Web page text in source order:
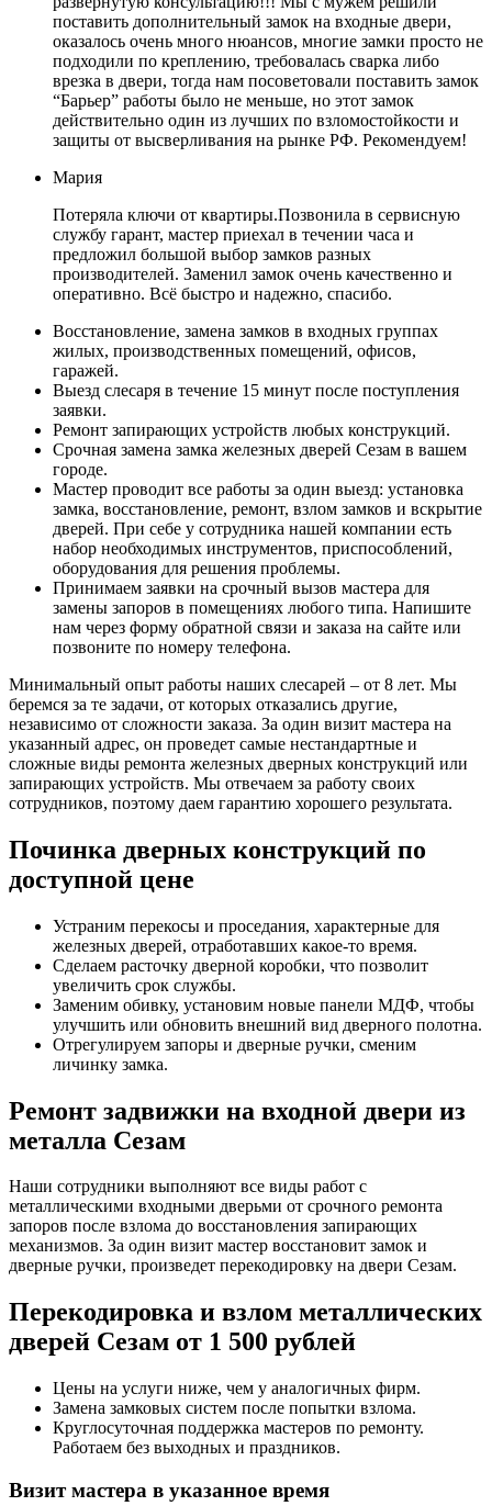
поставить дополнительный замок на входные двери,
оказалось очень много нюансов, многие замки просто не
подходили по креплению, требовалась сварка либо
врезка в двери, тогда нам посоветовали поставить замок
“Барьер” работы было не меньше, но этот замок
действительно один из лучших по взломостойкости и
защиты от высверливания на рынке РФ. Рекомендуем!
Мария
Потеряла ключи от квартиры.Позвонила в сервисную
службу гарант, мастер приехал в течении часа и
предложил большой выбор замков разных
производителей. Заменил замок очень качественно и
оперативно. Всё быстро и надежно, спасибо.
Восстановление, замена замков в входных группах
жилых, производственных помещений, офисов,
гаражей.
Выезд слесаря в течение 15 минут после поступления
заявки.
Ремонт запирающих устройств любых конструкций.
Срочная замена замка железных дверей Сезам в вашем
городе.
Мастер проводит все работы за один выезд: установка
замка, восстановление, ремонт, взлом замков и вскрытие
дверей. При себе у сотрудника нашей компании есть
набор необходимых инструментов, приспособлений,
оборудования для решения проблемы.
Принимаем заявки на срочный вызов мастера для
замены запоров в помещениях любого типа. Напишите
нам через форму обратной связи и заказа на сайте или
позвоните по номеру телефона.
Минимальный опыт работы наших слесарей – от 8 лет. Мы
беремся за те задачи, от которых отказались другие,
независимо от сложности заказа. За один визит мастера на
указанный адрес, он проведет самые нестандартные и
сложные виды ремонта железных дверных конструкций или
запирающих устройств. Мы отвечаем за работу своих
сотрудников, поэтому даем гарантию хорошего результата.
Починка дверных конструкций по
доступной цене
Устраним перекосы и проседания, характерные для
железных дверей, отработавших какое-то время.
Сделаем расточку дверной коробки, что позволит
увеличить срок службы.
Заменим обивку, установим новые панели МДФ, чтобы
улучшить или обновить внешний вид дверного полотна.
Отрегулируем запоры и дверные ручки, сменим
личинку замка.
Ремонт задвижки на входной двери из
металла Сезам
Наши сотрудники выполняют все виды работ с
металлическими входными дверьми от срочного ремонта
запоров после взлома до восстановления запирающих
механизмов. За один визит мастер восстановит замок и
дверные ручки, произведет перекодировку на двери Сезам.
Перекодировка и взлом металлических
дверей Сезам от 1 500 рублей
Цены на услуги ниже, чем у аналогичных фирм.
Замена замковых систем после попытки взлома.
Круглосуточная поддержка мастеров по ремонту.
Работаем без выходных и праздников.
Визит мастера в указанное время